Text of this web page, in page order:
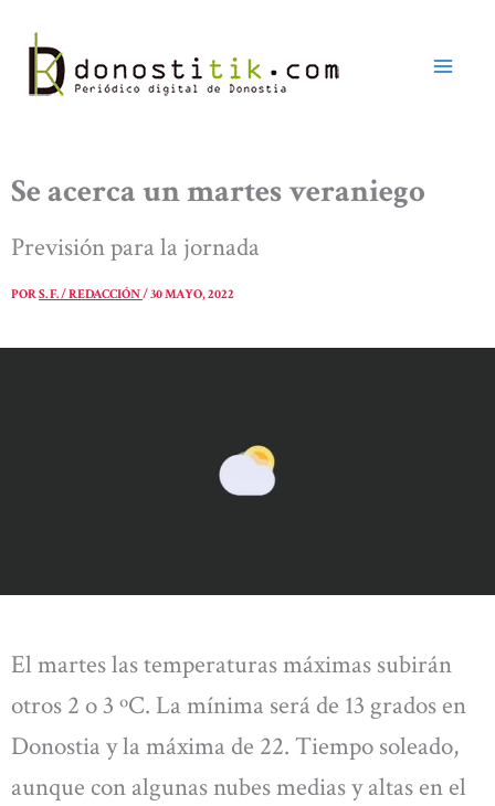
contenido
Se acerca un martes veraniego
Previsión para la jornada
PORS. F. / REDACCIÓN/30 MAYO, 2022
El martes las temperaturas máximas subirán
otros 2 o 3 ºC. La mínima será de 13 grados en
Donostia y la máxima de 22. Tiempo soleado,
aunque con algunas nubes medias y altas en el